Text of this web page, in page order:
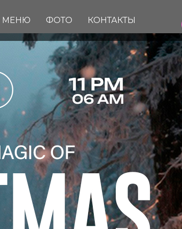
МЕНЮ ФОТО КОНТАКТЫ
CHRISTMAS // 06.12
FC/DC: 18+
Start: 23:00
Dress Code: HAIPOVIY WMOT
Адрес: Комсомольская площадь 6
Info & Reserve: +7(909) 633-63-63
FREE BAR для девочек c 23:00 — 00:00
В СПИСКИ БРОНЬ СТОЛА